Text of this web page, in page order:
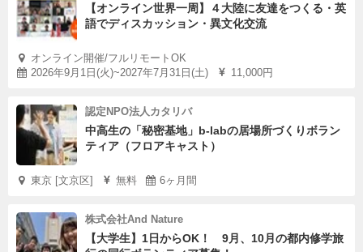
【オンライン世界一周】４大陸に友達をつくる・英
語でディスカッション・異文化交流
オンライン開催/フルリモートOK
2026年9月1日(火)~2027年7月31日(土)
11,000円
認定NPO法人カタリバ
中高生の「秘密基地」b-labの居場所づくりボラン
ティア（フロアキャスト）
東京 [文京区] 無料 6ヶ月間
株式会社And Nature
【大学生】1日からOK！ 9月、10月の都内修学旅